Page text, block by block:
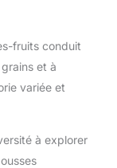
fruits conduit
et à
variée et
à explorer